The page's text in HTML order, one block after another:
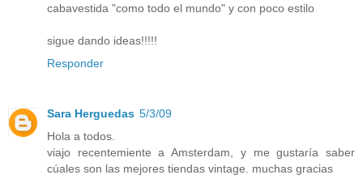
cabavestida "como todo el mundo" y con poco estilo
sigue dando ideas!!!!!
Responder
Sara Herguedas 5/3/09
Hola a todos.
viajo recentemiente a Amsterdam, y me gustaría saber
cúales son las mejores tiendas vintage. muchas gracias